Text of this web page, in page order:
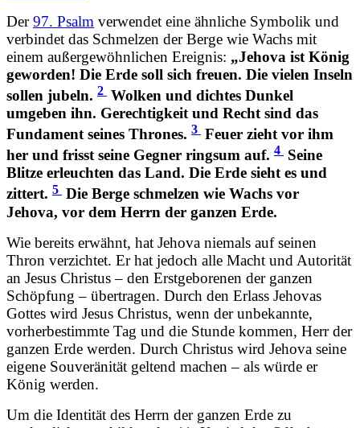
Der97. Psalm verwendet eine ähnliche Symbolik und
verbindet das Schmelzen der Berge wie Wachs mit
einem außergewöhnlichen Ereignis: „Jehova ist König
geworden! Die Erde soll sich freuen. Die vielen Inseln
sollen jubeln. 2 Wolken und dichtes Dunkel
umgeben ihn. Gerechtigkeit und Recht sind das
Fundament seines Thrones. 3 Feuer zieht vor ihm
her und frisst seine Gegner ringsum auf. 4 Seine
Blitze erleuchten das Land. Die Erde sieht es und
zittert. 5 Die Berge schmelzen wie Wachs vor
Jehova, vor dem Herrn der ganzen Erde.
Wie bereits erwähnt, hat Jehova niemals auf seinen
Thron verzichtet. Er hat jedoch alle Macht und Autorität
an Jesus Christus – den Erstgeborenen der ganzen
Schöpfung – übertragen. Durch den Erlass Jehovas
Gottes wird Jesus Christus, wenn der unbekannte,
vorherbestimmte Tag und die Stunde kommen, Herr der
ganzen Erde werden. Durch Christus wird Jehova seine
eigene Souveränität geltend machen – als würde er
König werden.
Um die Identität des Herrn der ganzen Erde zu